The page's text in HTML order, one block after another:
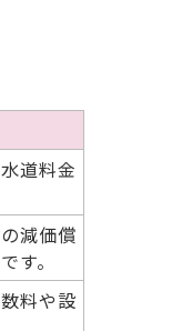
道料金
減価償
す。
料や設